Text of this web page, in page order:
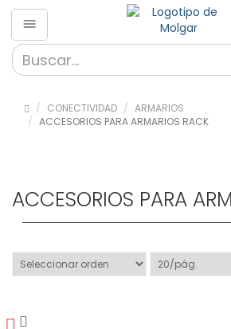
CONECTIVIDAD
ARMARIOS
ACCESORIOS PARA ARMARIOS RACK
Conectividad
»
para
cableado
(76)
Accesorios
Armarios
Rack
ACCESORIOS PARA